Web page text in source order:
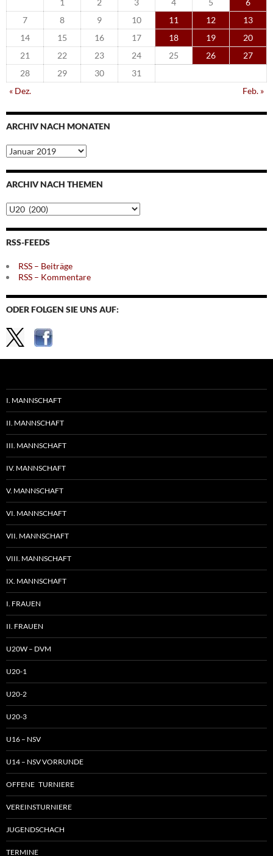
1
2 3 4 5
6
7
8 9 10 11 12
13
14
15 16 17 18 19
20
21
22 23 24 25 26
27
28
29 30
31
« Dez.
Feb. »
ARCHIV NACH MONATEN
Archiv
nach
Monaten
ARCHIV NACH THEMEN
Archiv
nach
Themen
RSS-FEEDS
RSS – Beiträge
RSS – Kommentare
ODER FOLGEN SIE UNS AUF:
I. MANNSCHAFT
II. MANNSCHAFT
III. MANNSCHAFT
IV. MANNSCHAFT
V. MANNSCHAFT
VI. MANNSCHAFT
VII. MANNSCHAFT
VIII. MANNSCHAFT
IX. MANNSCHAFT
I. FRAUEN
II. FRAUEN
U20W – DVM
U20-1
U20-2
U20-3
U16 – NSV
U14 – NSV VORRUNDE
OFFENE TURNIERE
VEREINSTURNIERE
JUGENDSCHACH
TERMINE